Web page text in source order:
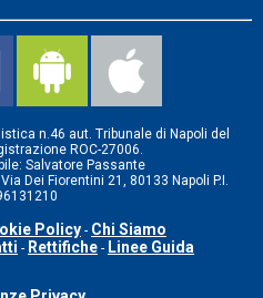
n.46 aut. Tribunale di Napoli del
ROC-27006.
Salvatore Passante
Dei Fiorentini 21, 80133 Napoli P.I.
Policy - Chi Siamo
- Rettifiche - Linee Guida